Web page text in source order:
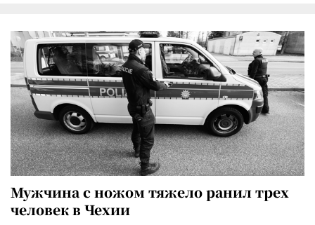
Мужчина с ножом тяжело ранил трех
человек в Чехии